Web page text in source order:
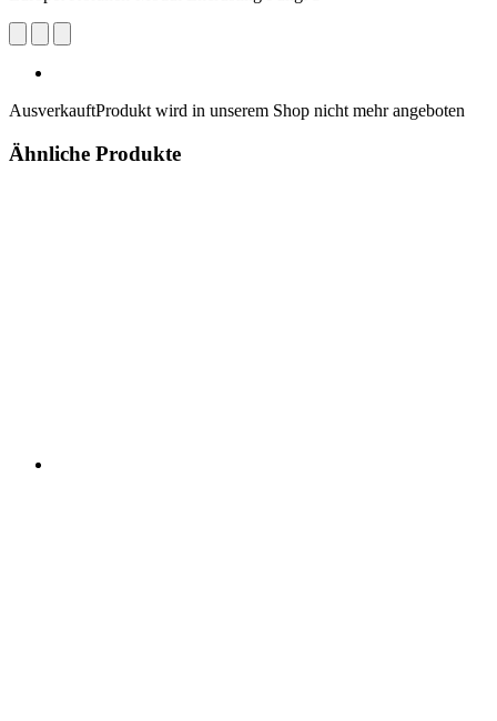
AusverkauftProdukt wird in unserem Shop nicht mehr angeboten
Ähnliche Produkte